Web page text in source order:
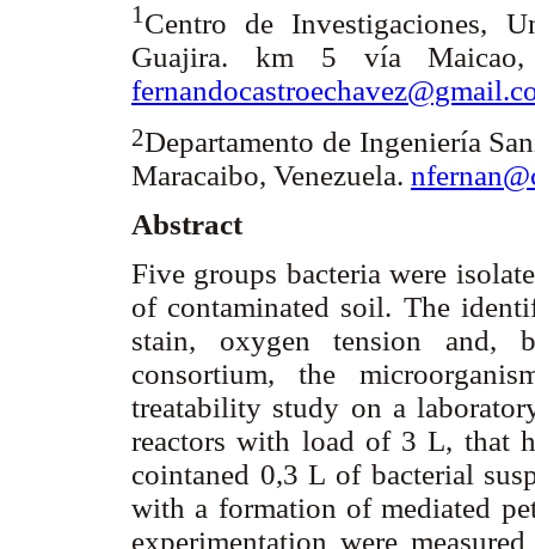
1 Centro de Investigaciones,
Guajira. km 5 vía Maicao,
2Departamento de Ingeniería
Maracaibo, Venezuela.
Abstract
Five groups bacteria were
of contaminated soil. The
stain, oxygen tension and,
consortium, the
treatability study on a
reactors with load of 3 L, that
cointaned 0,3 L of bacterial
with a formation of mediated
experimentation were